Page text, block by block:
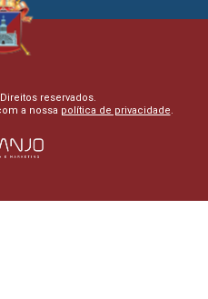
reservados.
a nossa política de privacidade.